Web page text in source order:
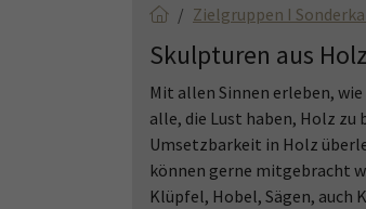
Zielgruppen I
Skulpturen aus Holz
Mit allen Sinnen erleben,
alle, die Lust haben, Holz
Umsetzbarkeit in Holz
können gerne mitgebracht
Klüpfel, Hobel, Sägen, auch